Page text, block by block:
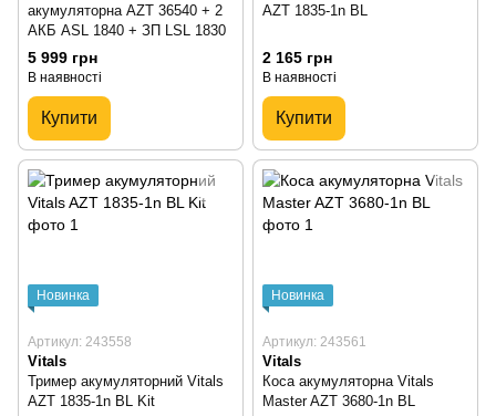
акумуляторна AZT 36540 + 2
АКБ ASL 1840 + ЗП LSL 1830
5 999 грн
В наявності
Купити
AZT 1835-1n BL
2 165 грн
В наявності
Купити
Новинка
Артикул: 243558
Vitals
Тример акумуляторний Vitals
AZT 1835-1n BL Kit
Новинка
Артикул: 243561
Vitals
Коса акумуляторна Vitals
Master AZT 3680-1n BL